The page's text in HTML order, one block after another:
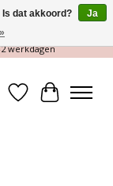
| Gratis verzending >
werkdagen
Verlanglijst
dat akkoord?
Ja